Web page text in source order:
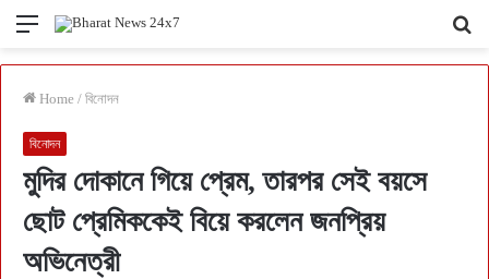
Menu
Home / বিনোদন
বিনোদন
মুদির দোকানে গিয়ে প্রেম, তারপর সেই বয়সে
ছোট প্রেমিককেই বিয়ে করলেন জনপ্রিয়
অভিনেত্রী